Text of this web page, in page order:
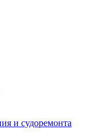
и судоремонта